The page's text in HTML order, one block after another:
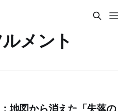
メント
地図から消えた「失落の